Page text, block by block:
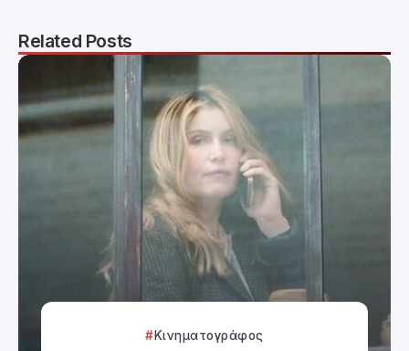
Related Posts
Κινηματογράφος